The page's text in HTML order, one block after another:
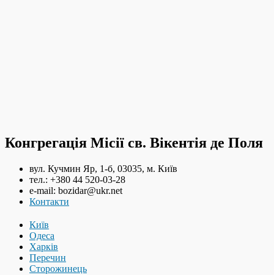
Конгрегація Місії св. Вікентія де Поля
вул. Кучмин Яр, 1-б, 03035, м. Київ
тел.: +380 44 520-03-28
e-mail: bozidar@ukr.net
Контакти
Київ
Одеса
Харків
Перечин
Сторожинець